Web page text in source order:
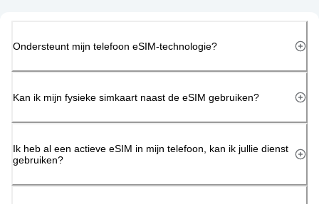
Ondersteunt mijn telefoon eSIM-technologie?
Kan ik mijn fysieke simkaart naast de eSIM gebruiken?
Ik heb al een actieve eSIM in mijn telefoon, kan ik jullie dienst
gebruiken?